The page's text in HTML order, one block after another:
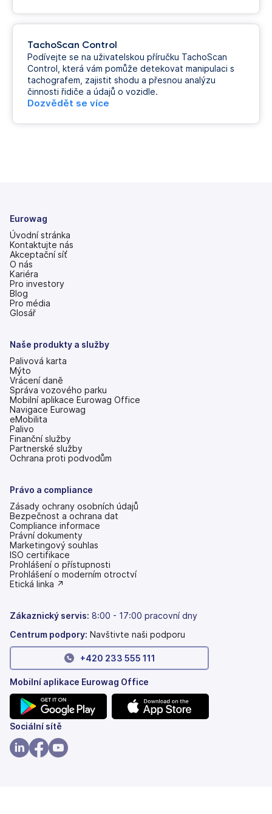
TachoScan Control
Podívejte se na uživatelskou příručku TachoScan
Control, která vám pomůže detekovat manipulaci s
tachografem, zajistit shodu a přesnou analýzu
činnosti řidiče a údajů o vozidle.
Dozvědět se více
Eurowag
Úvodní stránka
Kontaktujte nás
Akceptační síť
O nás
Kariéra
Pro investory
(se
v
nových
Blog
Pro média
Glosář
Naše produkty a služby
Palivová karta
Mýto
Vrácení daně
Správa vozového parku
Mobilní aplikace Eurowag Office
Navigace Eurowag
eMobilita
Palivo
Finanční služby
Partnerské služby
Ochrana proti podvodům
Právo a compliance
Zásady ochrany osobních údajů
Bezpečnost a ochrana dat
Compliance informace
Právní dokumenty
Marketingový souhlas
ISO certifikace
Prohlášení o přístupnosti
(se
v
Prohlášení o moderním otroctví
(se
záložkách)
Etická linka ↗
Zákaznický servis: 8:00 - 17:00 pracovní dny
Centrum podpory: Navštivte naši podporu
+420 233 555 111
Mobilní aplikace Eurowag Office
(se
v
nových
Sociální sítě